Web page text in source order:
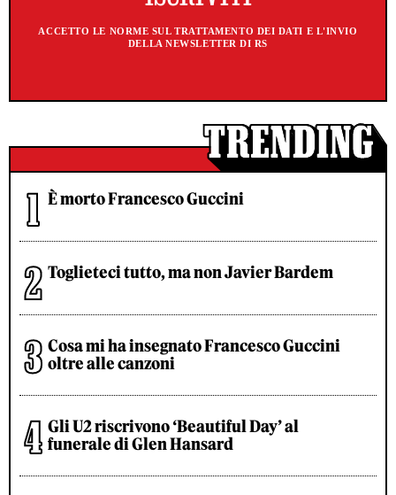
ACCETTO LE NORME SUL TRATTAMENTO DEI DATI E L'INVIO
DELLA NEWSLETTER DI RS
È morto Francesco Guccini
Toglieteci tutto, ma non Javier Bardem
Cosa mi ha insegnato Francesco Guccini
oltre alle canzoni
Gli U2 riscrivono ‘Beautiful Day’ al
funerale di Glen Hansard